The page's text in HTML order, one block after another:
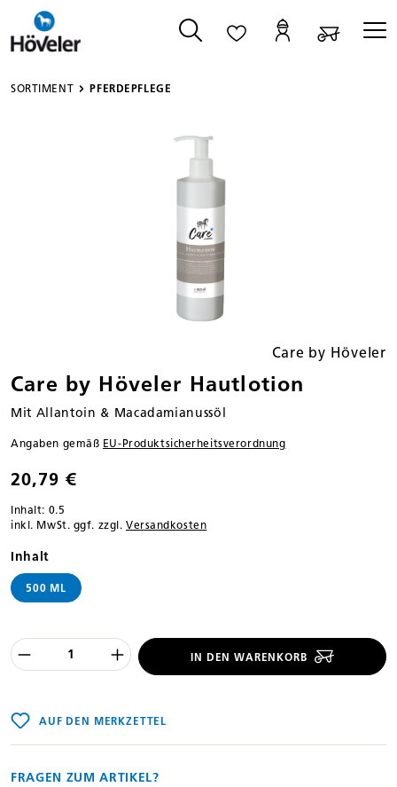
springen
SORTIMENT PFERDEPFLEGE
Bildergalerie überspringen
Care by Höveler
Care by Höveler Hautlotion
Mit Allantoin & Macadamianussöl
Angaben gemäß EU‑Produktsicherheitsverordnung
20,79 €
Inhalt: 0.5
inkl. MwSt. ggf. zzgl. Versandkosten
Inhaltauswählen
500 ML
Produkt Anzahl des Produktes
IN DEN WARENKORB
AUF DEN MERKZETTEL
FRAGEN ZUM ARTIKEL?